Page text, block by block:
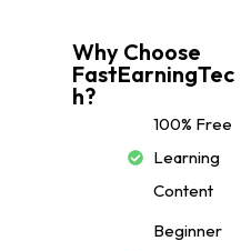
Why Choose
FastEarningTec
h?
100% Free
Learning
Content
Beginner